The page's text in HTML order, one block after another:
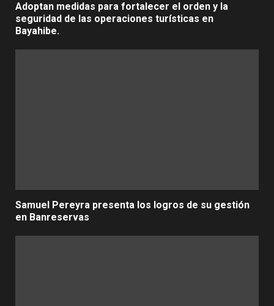
Adoptan medidas para fortalecer el orden y la
seguridad de las operaciones turísticas en
Bayahibe.
Samuel Pereyra presenta los logros de su gestión
en Banreservas